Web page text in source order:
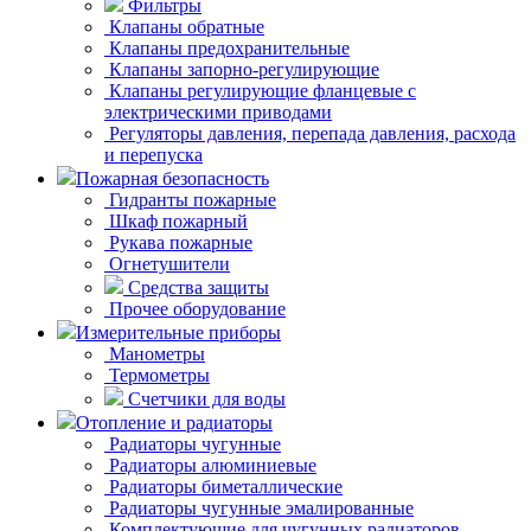
Фильтры
Клапаны обратные
Клапаны предохранительные
Клапаны запорно-регулирующие
Клапаны регулирующие фланцевые с
электрическими приводами
Регуляторы давления, перепада давления, расхода
и перепуска
Пожарная безопасность
Гидранты пожарные
Шкаф пожарный
Рукава пожарные
Огнетушители
Средства защиты
Прочее оборудование
Измерительные приборы
Манометры
Термометры
Счетчики для воды
Отопление и радиаторы
Радиаторы чугунные
Радиаторы алюминиевые
Радиаторы биметаллические
Радиаторы чугунные эмалированные